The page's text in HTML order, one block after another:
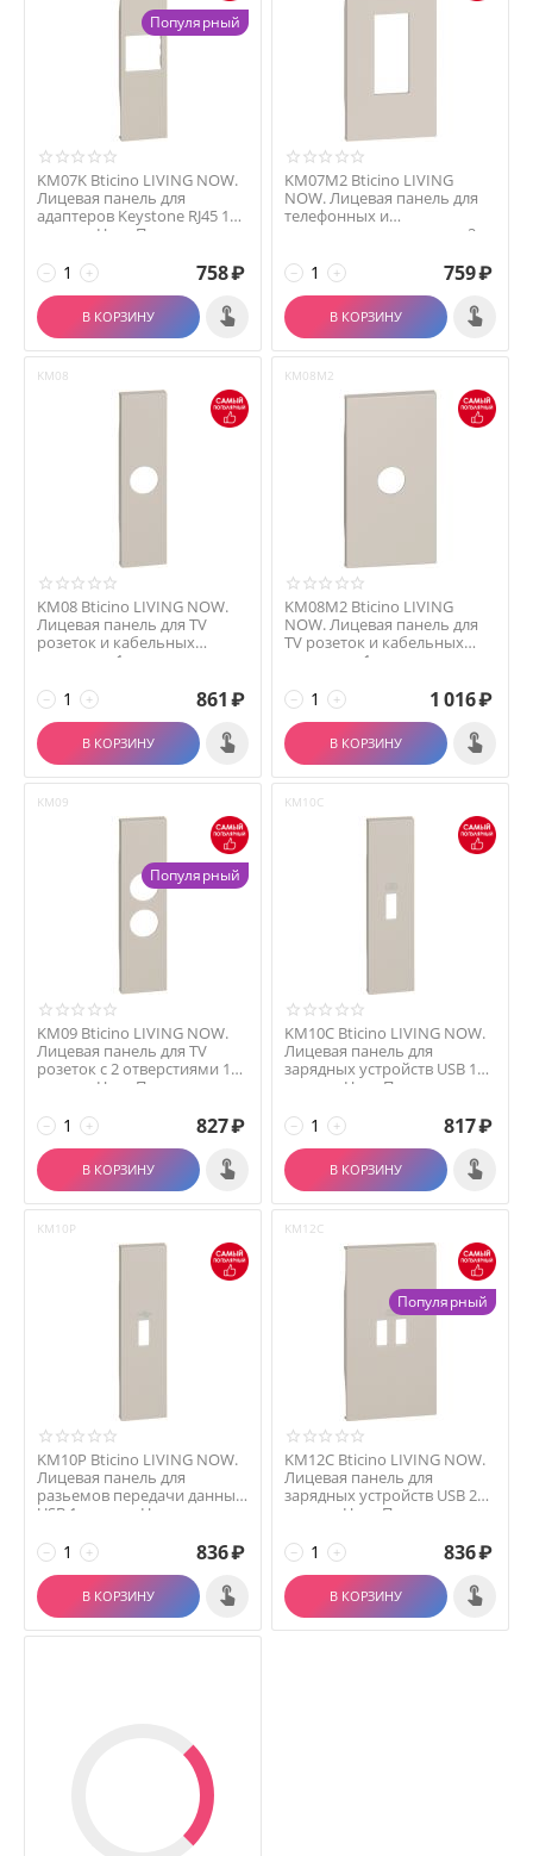
Популярный
KM07K Bticino LIVING NOW.
Лицевая панель для
адаптеров Keystone RJ45 1
модуль.Цвет Песо...
+
− 758₽
В КОРЗИНУ
KM07M2 Bticino LIVING
NOW. Лицевая панель для
телефонных и
компьютерных розеток 2
+
− 759₽
В КОРЗИНУ
KM08
KM08 Bticino LIVING NOW.
Лицевая панель для TV
розеток и кабельных
выводов с 1 отверсти...
+
− 861₽
В КОРЗИНУ
KM08M2
KM08M2 Bticino LIVING
NOW. Лицевая панель для
TV розеток и кабельных
выводов с 1 отверс...
+
− 1 016₽
В КОРЗИНУ
KM09
Популярный
KM09 Bticino LIVING NOW.
Лицевая панель для TV
розеток с 2 отверстиями 1
модуль.Цвет Пе...
+
− 827₽
В КОРЗИНУ
KM10C
KM10C Bticino LIVING NOW.
Лицевая панель для
зарядных устройств USB 1
модуль.Цвет Песоч...
+
− 817₽
В КОРЗИНУ
KM10P
KM10P Bticino LIVING NOW.
Лицевая панель для
разьемов передачи данных
USB 1 модуль.Цвет...
+
− 836₽
В КОРЗИНУ
KM12C
Популярный
KM12C Bticino LIVING NOW.
Лицевая панель для
зарядных устройств USB 2
модуля.Цвет Песоч...
+
− 836₽
В КОРЗИНУ